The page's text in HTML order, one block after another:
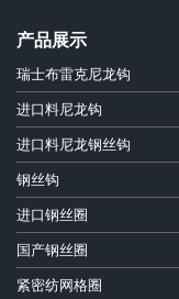
产品展示
瑞士布雷克尼龙钩
进口料尼龙钩
进口料尼龙钢丝钩
钢丝钩
进口钢丝圈
国产钢丝圈
紧密纺网格圈